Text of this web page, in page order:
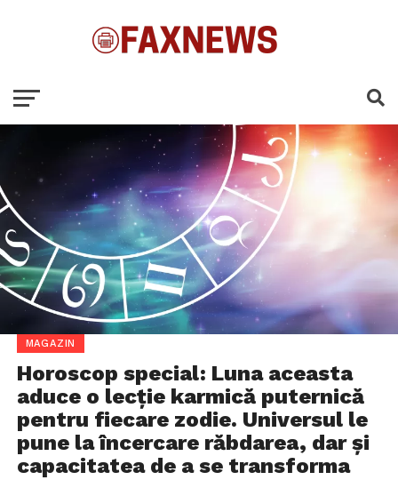
MAGAZIN
Horoscop special: Luna aceasta
aduce o lecție karmică puternică
pentru fiecare zodie. Universul le
pune la încercare răbdarea, dar și
capacitatea de a se transforma